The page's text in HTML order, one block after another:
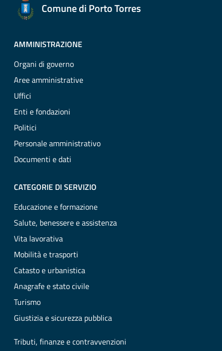
Comune di Porto Torres
AMMINISTRAZIONE
Organi di governo
Aree amministrative
Uffici
Enti e fondazioni
Politici
Personale amministrativo
Documenti e dati
CATEGORIE DI SERVIZIO
Educazione e formazione
Salute, benessere e assistenza
Vita lavorativa
Mobilità e trasporti
Catasto e urbanistica
Anagrafe e stato civile
Turismo
Giustizia e sicurezza pubblica
Tributi, finanze e contravvenzioni